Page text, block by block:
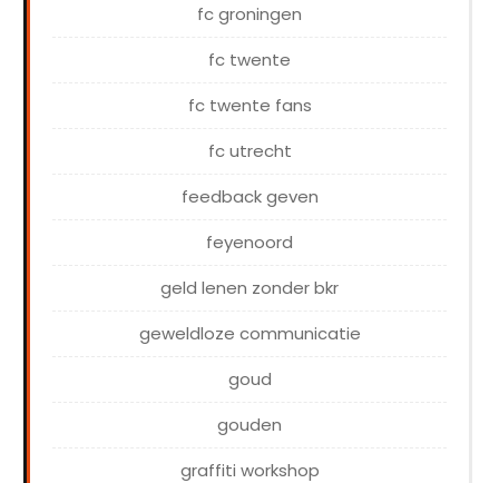
fc groningen
fc twente
fc twente fans
fc utrecht
feedback geven
feyenoord
geld lenen zonder bkr
geweldloze communicatie
goud
gouden
graffiti workshop